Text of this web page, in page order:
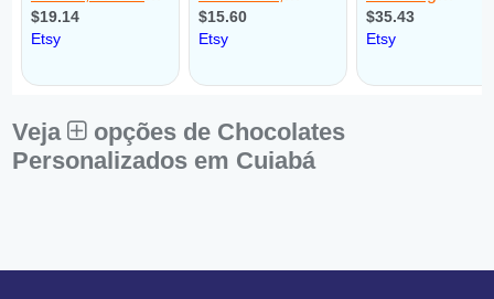
Veja
opções de Chocolates
Personalizados em Cuiabá